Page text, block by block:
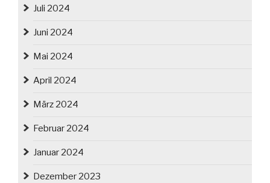
Juli 2024
Juni 2024
Mai 2024
April 2024
März 2024
Februar 2024
Januar 2024
Dezember 2023